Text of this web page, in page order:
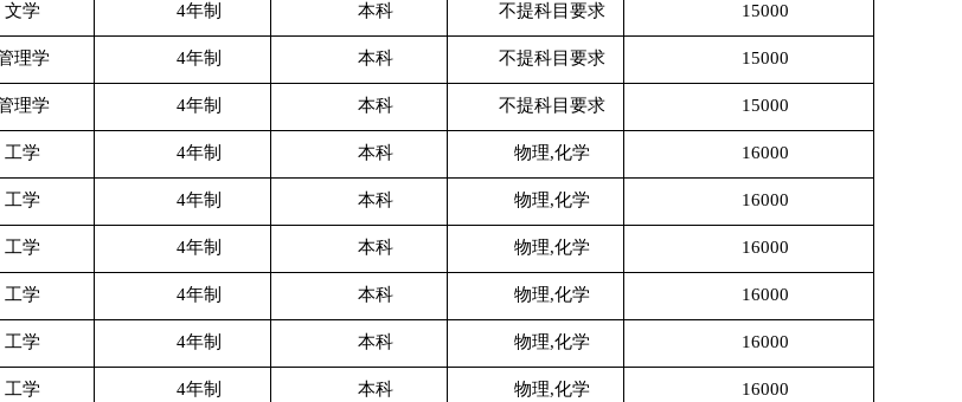
文学 4年制 本科 不提科目要求 15000
理学 4年制 本科 不提科目要求 15000
理学 4年制 本科 不提科目要求 15000
工学 4年制 本科 物理,化学 16000
工学 4年制 本科 物理,化学 16000
工学 4年制 本科 物理,化学 16000
工学 4年制 本科 物理,化学 16000
工学 4年制 本科 物理,化学 16000
工学 4年制 本科 物理,化学 16000